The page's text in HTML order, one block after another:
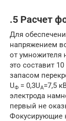
.5 Расчет
Для
напряжением
от умножителя
это составит
запасом
UФ = 0,3UА=7,5
электрода
первый не
Фокусирующие